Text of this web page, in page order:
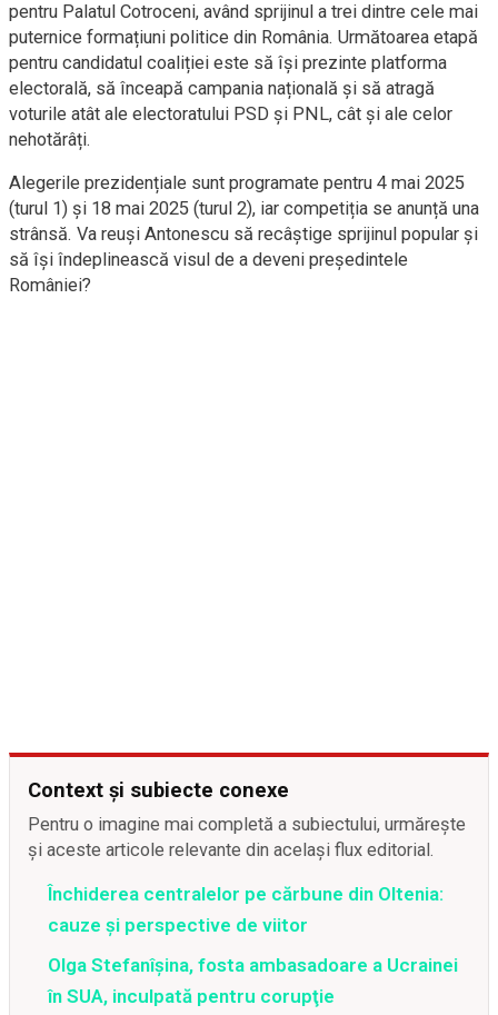
pentru Palatul Cotroceni, având sprijinul a trei dintre cele mai
puternice formațiuni politice din România. Următoarea etapă
pentru candidatul coaliției este să își prezinte platforma
electorală, să înceapă campania națională și să atragă
voturile atât ale electoratului PSD și PNL, cât și ale celor
nehotărâți.
Alegerile prezidențiale sunt programate pentru 4 mai 2025
(turul 1) și 18 mai 2025 (turul 2), iar competiția se anunță una
strânsă. Va reuși Antonescu să recâștige sprijinul popular și
să își îndeplinească visul de a deveni președintele
României?
Context și subiecte conexe
Pentru o imagine mai completă a subiectului, urmărește
și aceste articole relevante din același flux editorial.
Închiderea centralelor pe cărbune din Oltenia:
cauze și perspective de viitor
Olga Stefanîşina, fosta ambasadoare a Ucrainei
în SUA, inculpată pentru corupţie